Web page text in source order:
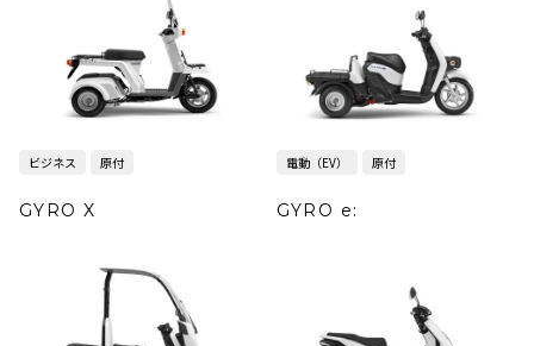
ビジネス 原付
GYRO X
電動（EV） 原付
GYRO e: